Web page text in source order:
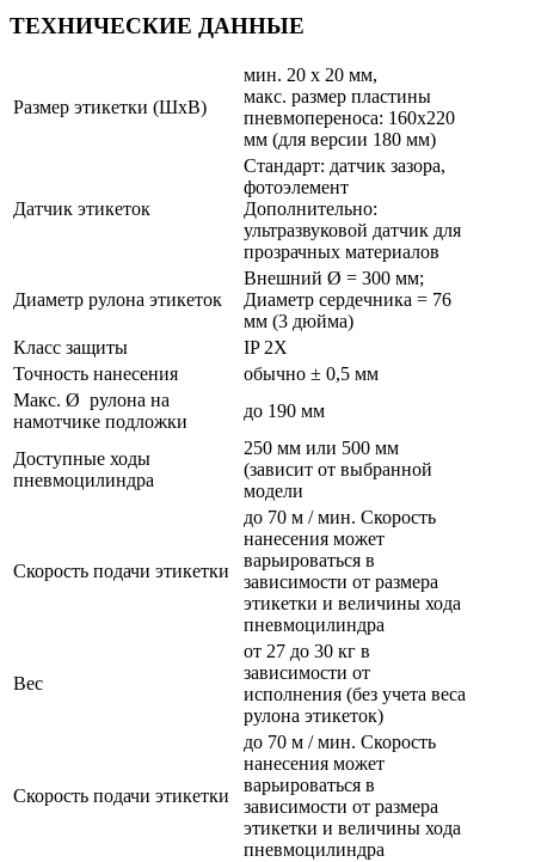
ТЕХНИЧЕСКИЕ ДАННЫЕ
Размер этикетки (ШxВ)
мин. 20 х 20 мм,
макс. размер пластины
пневмопереноса: 160x220
мм (для версии 180 мм)
Датчик этикеток
Стандарт: датчик зазора,
фотоэлемент
Дополнительно:
ультразвуковой датчик для
прозрачных материалов
Диаметр рулона этикеток
Внешний Ø = 300 мм;
Диаметр сердечника = 76
мм (3 дюйма)
Класс защиты
IP 2X
Точность нанесения
обычно ± 0,5 мм
Макс. Ø рулона на
намотчике подложки
до 190 мм
Доступные ходы
пневмоцилиндра
250 мм или 500 мм
(зависит от выбранной
модели
Скорость подачи этикетки
до 70 м / мин. Скорость
нанесения может
варьироваться в
зависимости от размера
этикетки и величины хода
пневмоцилиндра
Вес
от 27 до 30 кг в
зависимости от
исполнения (без учета веса
рулона этикеток)
Скорость подачи этикетки
до 70 м / мин. Скорость
нанесения может
варьироваться в
зависимости от размера
этикетки и величины хода
пневмоцилиндра